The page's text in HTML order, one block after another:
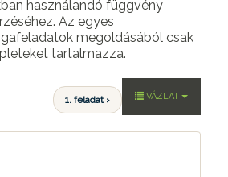
használandó függvény
Az egyes
megoldásából csak
tartalmazza.
VÁZLAT
1. feladat ›